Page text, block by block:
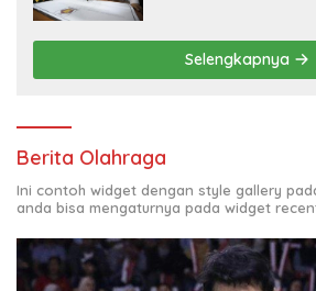
Selengkapnya
Berita Olahraga
Ini contoh widget dengan style gallery
anda bisa mengaturnya pada widget